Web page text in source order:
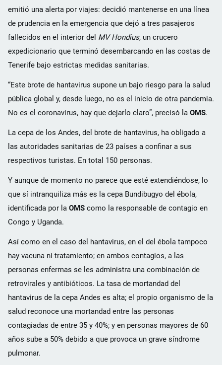
emitió una alerta por viajes: decidió mantenerse en una línea
de prudencia en la emergencia que dejó a tres pasajeros
fallecidos en el interior del MV Hondius, un crucero
expedicionario que terminó desembarcando en las costas de
Tenerife bajo estrictas medidas sanitarias.
“Este brote de hantavirus supone un bajo riesgo para la salud
pública global y, desde luego, no es el inicio de otra pandemia.
No es el coronavirus, hay que dejarlo claro”, precisó la OMS.
La cepa de los Andes, del brote de hantavirus, ha obligado a
las autoridades sanitarias de 23 países a confinar a sus
respectivos turistas. En total 150 personas.
Y aunque de momento no parece que esté extendiéndose, lo
que sí intranquiliza más es la cepa Bundibugyo del ébola,
identificada por la OMS como la responsable de contagio en
Congo y Uganda.
Así como en el caso del hantavirus, en el del ébola tampoco
hay vacuna ni tratamiento; en ambos contagios, a las
personas enfermas se les administra una combinación de
retrovirales y antibióticos. La tasa de mortandad del
hantavirus de la cepa Andes es alta; el propio organismo de la
salud reconoce una mortandad entre las personas
contagiadas de entre 35 y 40%; y en personas mayores de 60
años sube a 50% debido a que provoca un grave síndrome
pulmonar.